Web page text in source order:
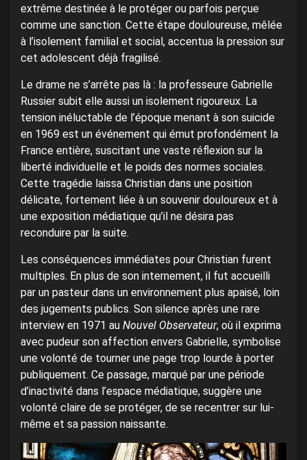
extrême destinée à le protéger ou parfois perçue
comme une sanction. Cette étape douloureuse, mêlée
à l’isolement familial et social, accentua la pression sur
cet adolescent déjà fragilisé.
Le drame ne s’arrête pas là : la professeure Gabrielle
Russier subit elle aussi un isolement rigoureux. La
tension inéluctable de l’époque menant à son suicide
en 1969 est un événement qui émut profondément la
France entière, suscitant une vaste réflexion sur la
liberté individuelle et le poids des normes sociales.
Cette tragédie laissa Christian dans une position
délicate, fortement liée à un souvenir douloureux et à
une exposition médiatique qu’il ne désira pas
reconduire par la suite.
Les conséquences immédiates pour Christian furent
multiples. En plus de son internement, il fut accueilli
par un pasteur dans un environnement plus apaisé, loin
des jugements publics. Son silence après une rare
interview en 1971 au Nouvel Observateur, où il exprima
avec pudeur son affection envers Gabrielle, symbolise
une volonté de tourner une page trop lourde à porter
publiquement. Ce passage, marqué par une période
d’inactivité dans l’espace médiatique, suggère une
volonté claire de se protéger, de se recentrer sur lui-
même et sa passion naissante.